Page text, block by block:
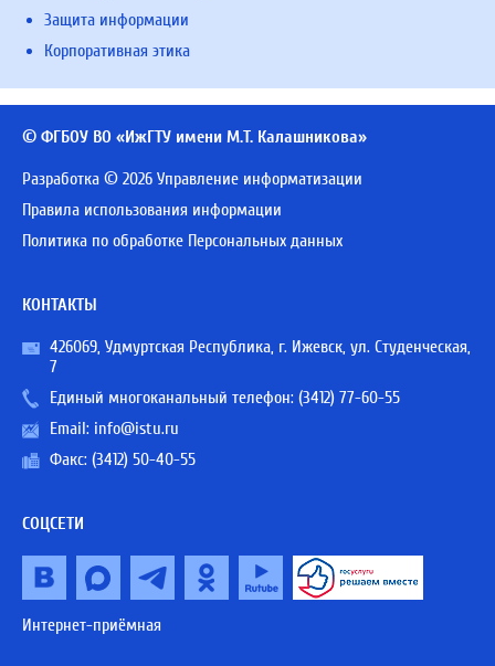
Защита информации
Корпоративная этика
© ФГБОУ ВО «ИжГТУ имени М.Т. Калашникова»
Разработка © 2026 Управление информатизации
Правила использования информации
Политика по обработке Персональных данных
КОНТАКТЫ
426069, Удмуртская Республика, г. Ижевск, ул. Студенческая,
7
Единый многоканальный телефон: (3412) 77-60-55
Email: info@istu.ru
Факс: (3412) 50-40-55
СОЦСЕТИ
Интернет-приёмная